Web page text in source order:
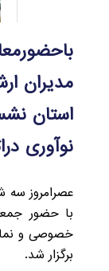
مدیران
استان
نوآوری
عصرامروز
با حضور
خصوصی و
برگزار شد.